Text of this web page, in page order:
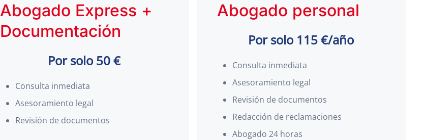
Abogado Express +
Documentación
Por solo 50 €
Consulta inmediata
Asesoramiento legal
Revisión de documentos
Abogado personal
Por solo 115 €/año
Consulta inmediata
Asesoramiento legal
Revisión de documentos
Redacción de reclamaciones
Abogado 24 horas